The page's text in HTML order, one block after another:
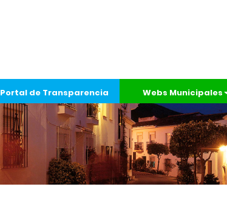
Portal de Transparencia Webs Municipales